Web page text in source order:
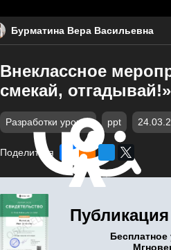
Бурматина Вера Васильевна
Внеклассное
смекай, отгадывай!»
Разработки уроков ppt
Поделиться
Публикация
Бесплатное